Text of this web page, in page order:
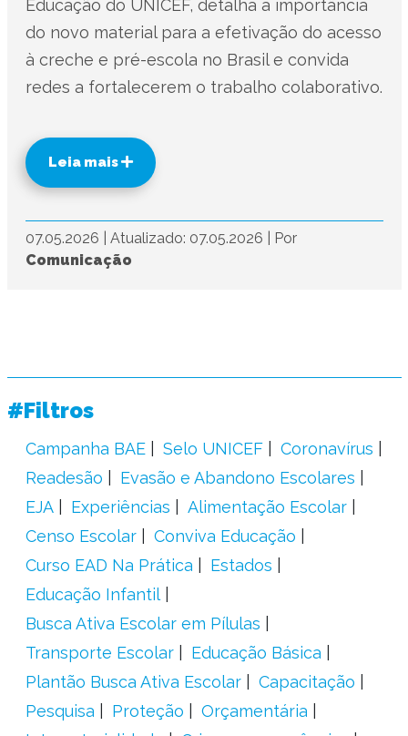
Educação do UNICEF, detalha a importância
do novo material para a efetivação do acesso
à creche e pré-escola no Brasil e convida
redes a fortalecerem o trabalho colaborativo.
Leia mais
07.05.2026 Atualizado: 07.05.2026
Por
Comunicação
#Filtros
Campanha BAE Selo UNICEF
Coronavírus
Readesão
Evasão e Abandono Escolares
EJA
Experiências
Alimentação Escolar
Censo Escolar
Conviva Educação
Curso EAD Na Prática
Estados
Educação Infantil
Busca Ativa Escolar em Pílulas
Transporte Escolar
Educação Básica
Plantão Busca Ativa Escolar
Capacitação
Pesquisa
Proteção
Orçamentária